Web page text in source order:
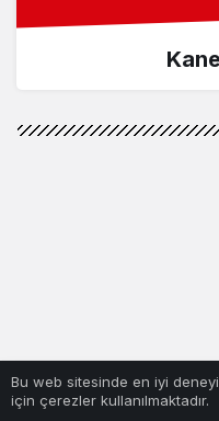
Bu web sitesinde en iyi
için çerezler kullanılmaktadır.